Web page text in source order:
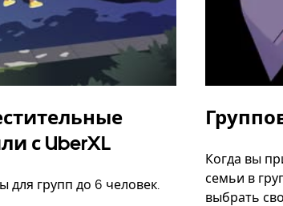
с UberXL
для групп до 6 человек.
Когда вы
семьи в
выбрать